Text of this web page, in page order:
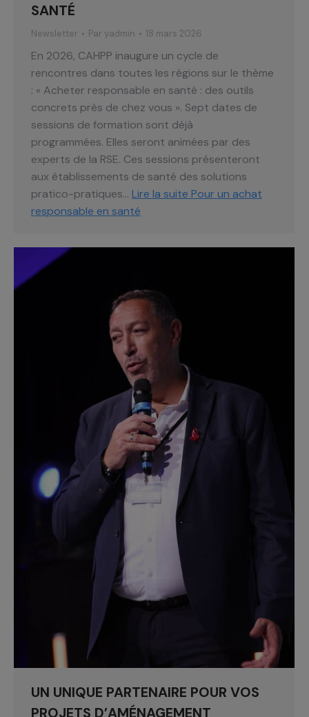
SANTÉ
Newsletter Par yadmin 18 mars 2026
En 2026, CAHPP inaugure un cycle de
rencontres dans toutes les régions sur le thème
: « Acheter responsable en santé : des outils
concrets près de chez vous ». Sept dates de
sessions de formation sont déjà
programmées. Elles seront animées par des
experts de la RSE. Ces sessions présenteront
aux établissements de santé des solutions
pratico-pratiques… Lire la suite Pour un achat
responsable en santé
UN UNIQUE PARTENAIRE POUR VOS
PROJETS D’AMÉNAGEMENT